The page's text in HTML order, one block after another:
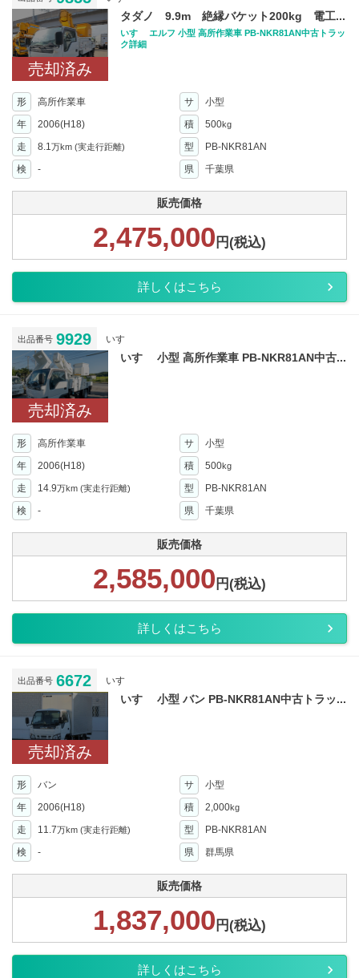
売却済み
タダノ 9.9m 絶縁バケット200kg 電工...
いすゞ エルフ 小型 高所作業車 PB-NKR81AN中古トラッ
ク詳細
形 高所作業車 サ
小型
年
2006(H18) 積 500kg
走 8.1万km (実走行距離) 型
PB-NKR81AN
検
- 県 千葉県
販売価格
2,475,000 円(税込)
詳しくはこちら
出品番号 9929 いすゞ
売却済み
いすゞ 小型 高所作業車 PB-NKR81AN中古...
形 高所作業車 サ
小型
年
2006(H18) 積 500kg
走 14.9万km (実走行距離) 型
PB-NKR81AN
検
- 県 千葉県
販売価格
2,585,000 円(税込)
詳しくはこちら
出品番号 6672 いすゞ
売却済み
いすゞ 小型 バン PB-NKR81AN中古トラッ...
形 バン サ
小型
年
2006(H18) 積 2,000kg
走 11.7万km (実走行距離) 型
PB-NKR81AN
検
- 県 群馬県
販売価格
1,837,000 円(税込)
詳しくはこちら